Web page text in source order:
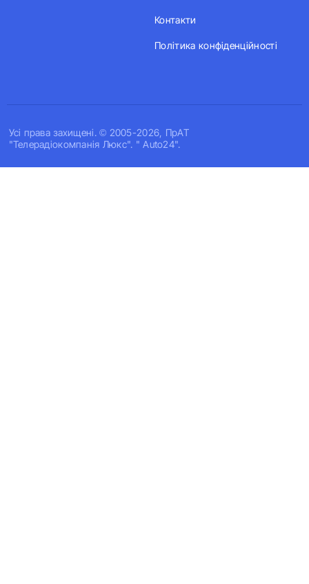
Усi права захищенi. © 2005-2026, ПрАТ
"Телерадіокомпанія Люкс". " Auto24".
Контакти
Політика конфіденційності